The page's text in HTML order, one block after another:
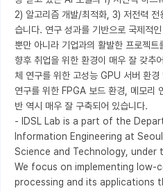
2) 알고리즘 개발/최적화, 3) 저전력 전
습니다. 연구 성과를 기반으로 국제적
뿐만 아니라 기업과의 활발한 프로젝
향후 취업을 위한 환경이 매우 잘 갖추
체 연구를 위한 고성능 GPU 서버 환
연구를 위한 FPGA 보드 환경, 메모리
반 역시 매우 잘 구축되어 있습니다.
- IDSL Lab is a part of the
Information Engineering at
Science and Technology, under
We focus on implementing low-
processing and its applications